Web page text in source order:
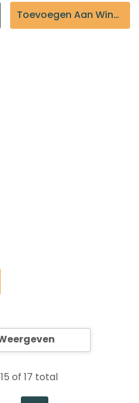
Toevoegen Aan Winkelmandje
15 of 17 total